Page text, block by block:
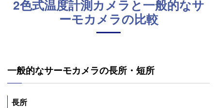
2色式温度計測カメラと一般的なサ
ーモカメラの比較
一般的なサーモカメラの長所・短所
長所